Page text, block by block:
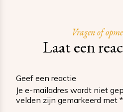
Vragen of
Laat een
Geef een reactie
Je e-mailadres wordt niet
velden zijn gemarkeerd met *